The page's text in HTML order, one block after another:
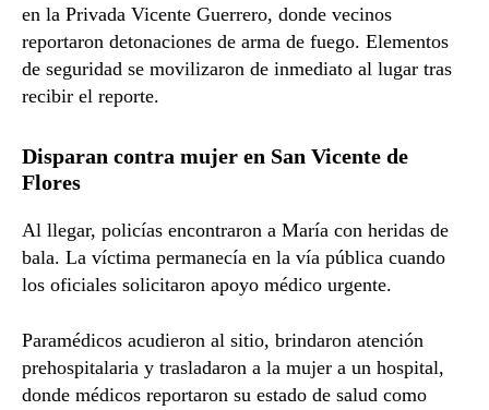
en la Privada Vicente Guerrero, donde vecinos
reportaron detonaciones de arma de fuego. Elementos
de seguridad se movilizaron de inmediato al lugar tras
recibir el reporte.
Disparan contra mujer en San Vicente de
Flores
Al llegar, policías encontraron a María con heridas de
bala. La víctima permanecía en la vía pública cuando
los oficiales solicitaron apoyo médico urgente.
Paramédicos acudieron al sitio, brindaron atención
prehospitalaria y trasladaron a la mujer a un hospital,
donde médicos reportaron su estado de salud como